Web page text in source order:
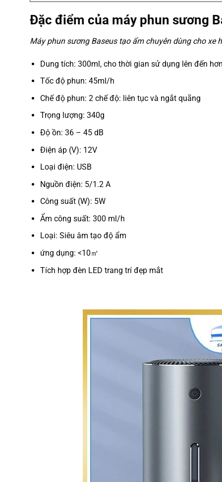
Đặc điểm của máy phun sương
Máy phun sương Baseus tạo ẩm chuyên dùng cho xe
Dung tích: 300ml, cho thời gian sử dụng lên đến
Tốc độ phun: 45ml/h
Chế độ phun: 2 chế độ: liên tục và ngắt quãng
Trọng lượng: 340g
Độ ồn: 36 – 45 dB
Điện áp (V): 12V
Loại điện: USB
Nguồn điện: 5/1.2 A
Công suất (W): 5W
Ẩm công suất: 300 ml/h
Loại: Siêu âm tạo độ ẩm
ứng dụng: <10㎡
Tích hợp đèn LED trang trí đẹp mắt